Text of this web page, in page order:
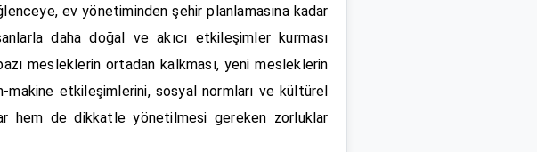
ev yönetiminden şehir planlamasına kadar
daha doğal ve akıcı etkileşimler kurması
mesleklerin ortadan kalkması, yeni mesleklerin
etkileşimlerini, sosyal normları ve kültürel
hem de dikkatle yönetilmesi gereken zorluklar